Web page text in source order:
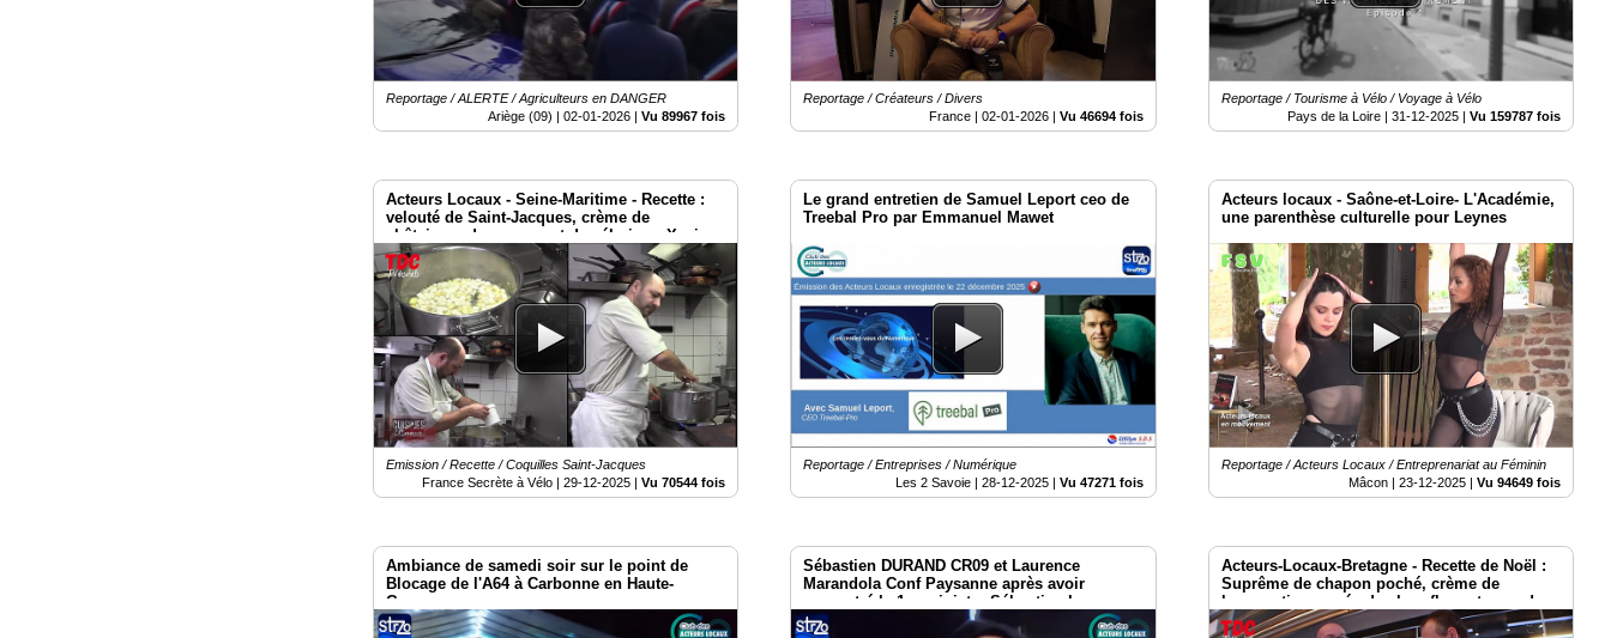
Reportage / ALERTE / Agriculteurs en DANGER
Ariège (09) |02-01-2026 |Vu 89967 fois
Reportage / Créateurs / Divers
France | 02-01-2026| Vu 46694 fois
Reportage / Tourisme à Vélo / Voyage à Vélo
Pays de la Loire |31-12-2025 |Vu 159787 fois
Acteurs Locaux - Seine-Maritime - Recette :
velouté de Saint-Jacques, crème de
châtaigne, de pomme et de céleri par Xavier
Herichez
Emission / Recette / Coquilles Saint-Jacques
France Secrète à Vélo |29-12-2025 |Vu 70544 fois
Le grand entretien de Samuel Leport ceo de
Treebal Pro par Emmanuel Mawet
Reportage / Entreprises / Numérique
Les 2 Savoie | 28-12-2025| Vu 47271 fois
Acteurs locaux - Saône-et-Loire- L'Académie,
une parenthèse culturelle pour Leynes
Reportage / Acteurs Locaux / Entreprenariat au Féminin
Mâcon |23-12-2025 |Vu 94649 fois
Ambiance de samedi soir sur le point de
Blocage de l'A64 à Carbonne en Haute-
Garonne
Sébastien DURAND CR09 et Laurence
Marandola Conf Paysanne après avoir
rencontré le 1er ministre Sébastien Lecornu
sur le barrage de Tarascon-sur-Ariège
Acteurs-Locaux-Bretagne - Recette de Noël :
Suprême de chapon poché, crème de
langoustine, purée de chou-fleur et grue de
cacao.